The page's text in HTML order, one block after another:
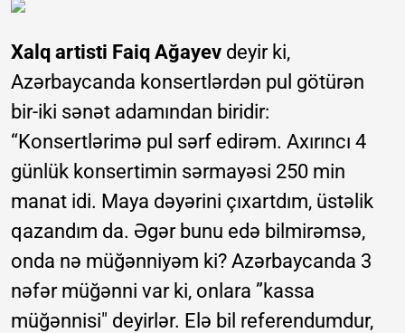
Xalq artisti Faiq Ağayev deyir ki,
Azərbaycanda konsertlərdən pul götürən
bir-iki sənət adamından biridir:
“Konsertlərimə pul sərf edirəm. Axırıncı 4
günlük konsertimin sərmayəsi 250 min
manat idi. Maya dəyərini çıxartdım, üstəlik
qazandım da. Əgər bunu edə bilmirəmsə,
onda nə müğənniyəm ki? Azərbaycanda 3
nəfər müğənni var ki, onlara ”kassa
müğənnisi" deyirlər. Elə bil referendumdur,